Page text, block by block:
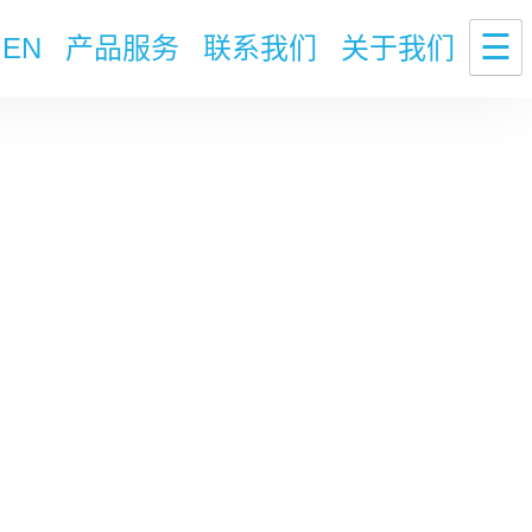
EN 产品服务 联系我们 关于我们 ☰